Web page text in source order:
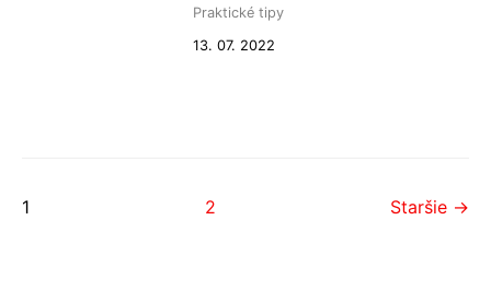
Praktické tipy
13. 07. 2022
1 2 Staršie →